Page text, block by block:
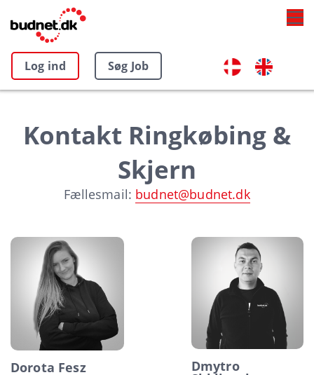
Log ind Søg Job
Kontakt Ringkøbing &
Skjern
Fællesmail: budnet@budnet.dk
Dorota Fesz
Dmytro